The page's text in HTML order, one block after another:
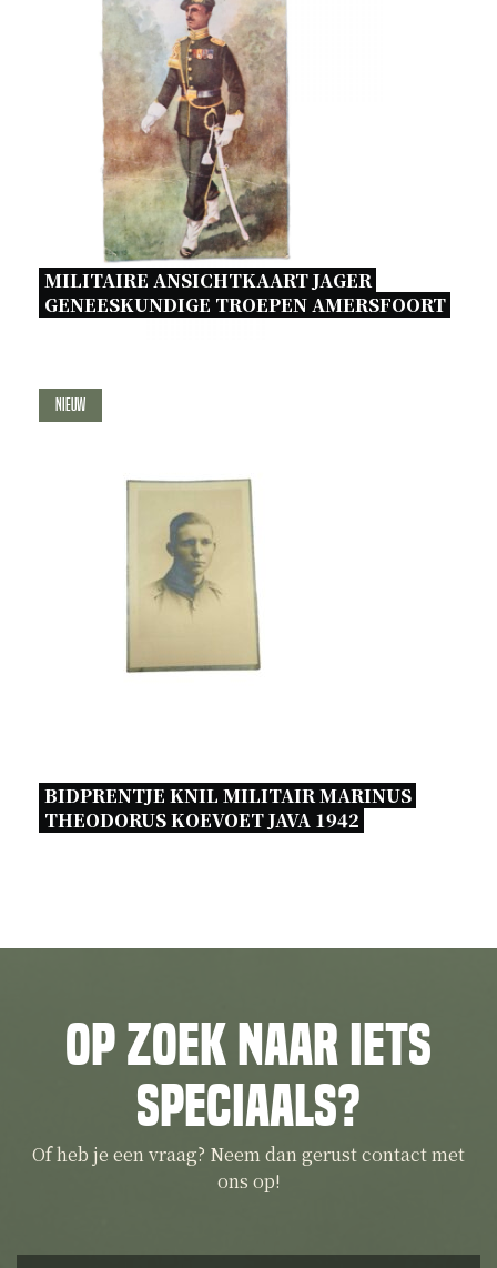
MILITAIRE ANSICHTKAART JAGER
GENEESKUNDIGE TROEPEN AMERSFOORT
Nieuw
BIDPRENTJE KNIL MILITAIR MARINUS
THEODORUS KOEVOET JAVA 1942
Op zoek naar iets
speciaals?
Of heb je een vraag? Neem dan gerust contact met
ons op!